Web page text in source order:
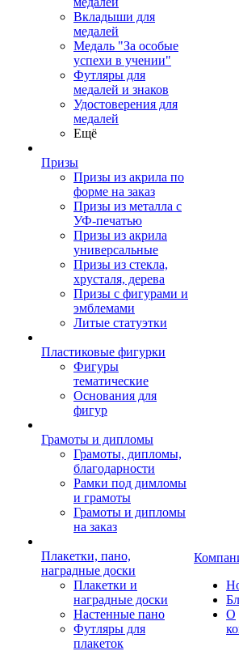
Вкладыши для
медалей
Медаль "За особые
успехи в учении"
Футляры для
медалей и знаков
Удостоверения для
медалей
Ещё
Призы
Призы из акрила по
форме на заказ
Призы из металла с
УФ-печатью
Призы из акрила
универсальные
Призы из стекла,
хрусталя, дерева
Призы с фигурами и
эмблемами
Литые статуэтки
Пластиковые фигурки
Фигуры
тематические
Основания для
фигур
Грамоты и дипломы
Грамоты, дипломы,
благодарности
Рамки под димломы
и грамоты
Грамоты и дипломы
на заказ
Плакетки, пано,
наградные доски
Плакетки и
наградные доски
Настенные пано
Футляры для
плакеток
О